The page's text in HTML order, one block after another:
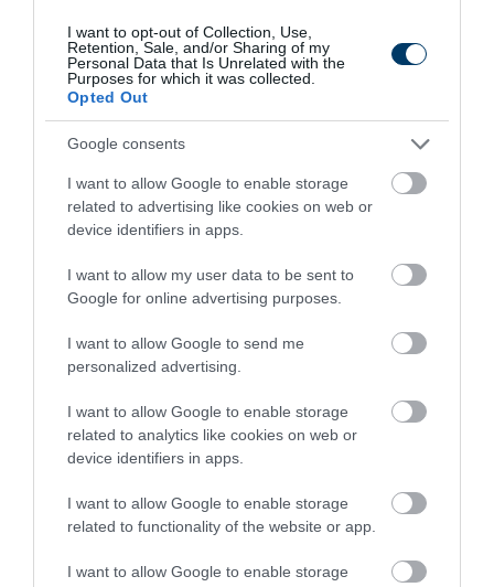
I want to opt-out of Collection, Use,
Retention, Sale, and/or Sharing of my
Personal Data that Is Unrelated with the
Purposes for which it was collected.
Opted Out
Google consents
I want to allow Google to enable storage
related to advertising like cookies on web or
device identifiers in apps.
I want to allow my user data to be sent to
Google for online advertising purposes.
I want to allow Google to send me
personalized advertising.
I want to allow Google to enable storage
related to analytics like cookies on web or
device identifiers in apps.
I want to allow Google to enable storage
related to functionality of the website or app.
I want to allow Google to enable storage
Your Body!
257 100 309
9 h 39 min